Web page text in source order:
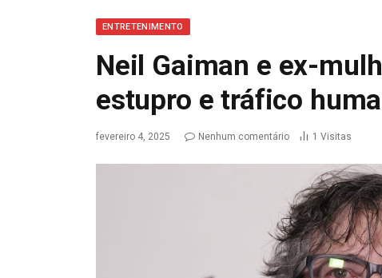
ENTRETENIMENTO
Neil Gaiman e ex-
estupro e tráfico
fevereiro 4, 2025 Nenhum comentário 1 Visitas